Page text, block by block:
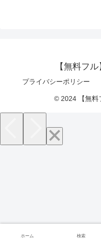
【無料フ
プライバシーポリシー
© 2024 【無料
ホーム 検索